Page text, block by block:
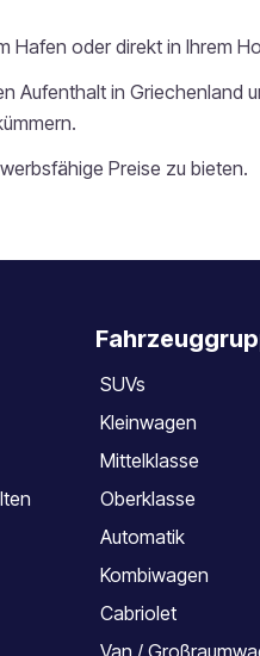
Hafen oder direkt in Ihrem
Aufenthalt in
Preise zu bieten.
SUVs
Kleinwagen
Mittelklasse
Oberklasse
Automatik
Kombiwagen
Cabriolet
Van /